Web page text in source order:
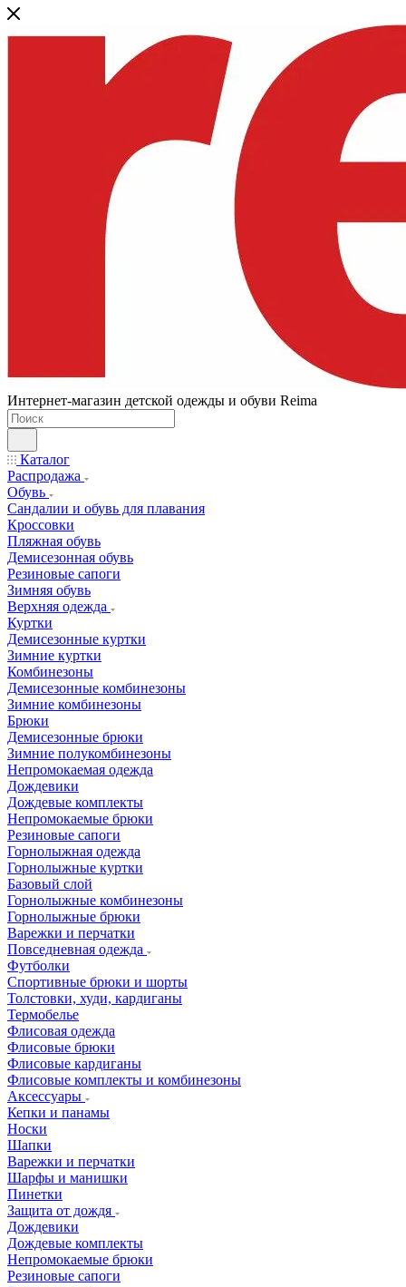
Интернет-магазин детской одежды и обуви Reima
Каталог
Распродажа
Обувь
Сандалии и обувь для плавания
Кроссовки
Пляжная обувь
Демисезонная обувь
Резиновые сапоги
Зимняя обувь
Верхняя одежда
Куртки
Демисезонные куртки
Зимние куртки
Комбинезоны
Демисезонные комбинезоны
Зимние комбинезоны
Брюки
Демисезонные брюки
Зимние полукомбинезоны
Непромокаемая одежда
Дождевики
Дождевые комплекты
Непромокаемые брюки
Резиновые сапоги
Горнолыжная одежда
Горнолыжные куртки
Базовый слой
Горнолыжные комбинезоны
Горнолыжные брюки
Варежки и перчатки
Повседневная одежда
Футболки
Спортивные брюки и шорты
Толстовки, худи, кардиганы
Термобелье
Флисовая одежда
Флисовые брюки
Флисовые кардиганы
Флисовые комплекты и комбинезоны
Аксессуары
Кепки и панамы
Носки
Шапки
Варежки и перчатки
Шарфы и манишки
Пинетки
Защита от дождя
Дождевики
Дождевые комплекты
Непромокаемые брюки
Резиновые сапоги